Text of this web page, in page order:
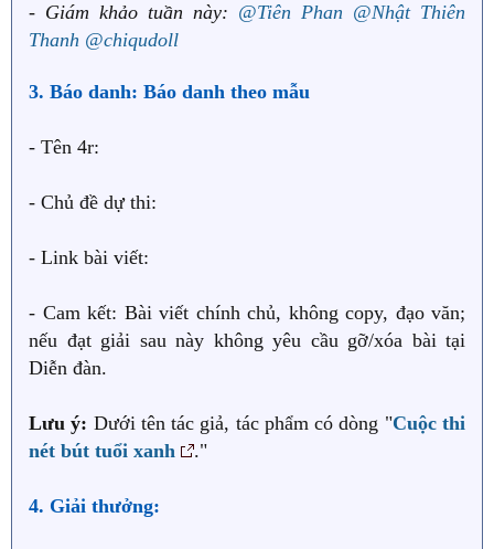
- Giám khảo tuần này: @Tiên Phan @Nhật Thiên
Thanh @chiqudoll
3. Báo danh: Báo danh theo mẫu
- Tên 4r:
- Chủ đề dự thi:
- Link bài viết:
- Cam kết: Bài viết chính chủ, không copy, đạo văn;
nếu đạt giải sau này không yêu cầu gỡ/xóa bài tại
Diễn đàn.
Lưu ý: Dưới tên tác giả, tác phẩm có dòng "Cuộc thi
nét bút tuổi xanh
."
4. Giải thưởng: